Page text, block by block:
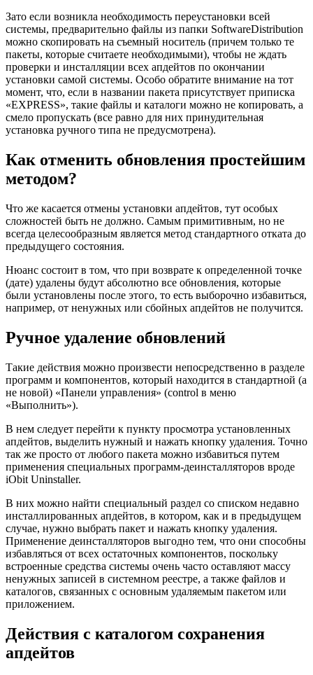
Зато если возникла необходимость переустановки всей
системы, предварительно файлы из папки SoftwareDistribution
можно скопировать на съемный носитель (причем только те
пакеты, которые считаете необходимыми), чтобы не ждать
проверки и инсталляции всех апдейтов по окончании
установки самой системы. Особо обратите внимание на тот
момент, что, если в названии пакета присутствует приписка
«EXPRESS», такие файлы и каталоги можно не копировать, а
смело пропускать (все равно для них принудительная
установка ручного типа не предусмотрена).
Как отменить обновления простейшим
методом?
Что же касается отмены установки апдейтов, тут особых
сложностей быть не должно. Самым примитивным, но не
всегда целесообразным является метод стандартного отката до
предыдущего состояния.
Нюанс состоит в том, что при возврате к определенной точке
(дате) удалены будут абсолютно все обновления, которые
были установлены после этого, то есть выборочно избавиться,
например, от ненужных или сбойных апдейтов не получится.
Ручное удаление обновлений
Такие действия можно произвести непосредственно в разделе
программ и компонентов, который находится в стандартной (а
не новой) «Панели управления» (control в меню
«Выполнить»).
В нем следует перейти к пункту просмотра установленных
апдейтов, выделить нужный и нажать кнопку удаления. Точно
так же просто от любого пакета можно избавиться путем
применения специальных программ-деинсталляторов вроде
iObit Uninstaller.
В них можно найти специальный раздел со списком недавно
инсталлированных апдейтов, в котором, как и в предыдущем
случае, нужно выбрать пакет и нажать кнопку удаления.
Применение деинсталляторов выгодно тем, что они способны
избавляться от всех остаточных компонентов, поскольку
встроенные средства системы очень часто оставляют массу
ненужных записей в системном реестре, а также файлов и
каталогов, связанных с основным удаляемым пакетом или
приложением.
Действия с каталогом сохранения
апдейтов